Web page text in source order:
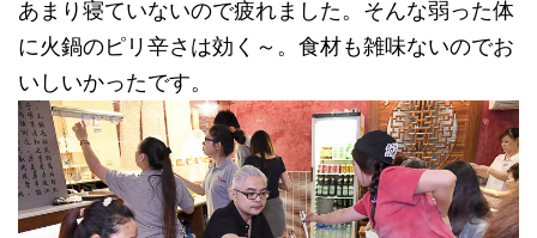
あまり寝ていないので疲れました。そんな弱った体
に火鍋のピリ辛さは効く～。食材も雑味ないのでお
いしいかったです。